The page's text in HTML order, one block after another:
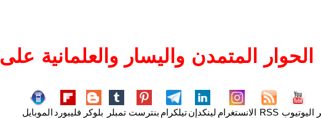
المتمدن واليسار والعلمانية على
اليوتيوب RSS الانستغرام لينكدإنتيلكرام بنترست تمبلر بلوكر فليبورد الموبايل